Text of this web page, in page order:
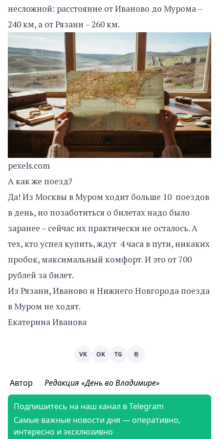
несложной: расстояние от Иваново до Мурома –
240 км, а от Рязани – 260 км.
pexels.com
А как же поезд?
Да! Из Москвы в Муром ходит больше 10 поездов
в день, но позаботиться о билетах надо было
заранее – сейчас их практически не осталось. А
тех, кто успел купить, ждут 4 часа в пути, никаких
пробок, максимальный комфорт. И это от 700
рублей за билет.
Из Рязани, Иваново и Нижнего Новгорода поезда
в Муром не ходят.
Екатерина Иванова
VK OK TG ⎘
Автор Редакция «День во Владимире»
Подпишитесь на наш канал в Telegram
Самые важные новости дня — оперативно,
интересно и эксклюзивно